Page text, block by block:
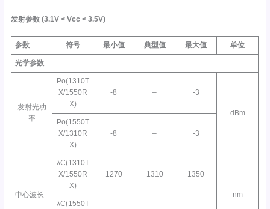
发射参数 (3.1V <Vcc < 3.5V)
参数 符号 最小值 典型值 最大值 单位
光学参数
发射光功
率
Po(1310T
X/1550R
X)
-8 – -3
dBm
Po(1550T
X/1310R
X)
-8 – -3
中心波长
λC(1310T
X/1550R
X)
1270 1310 1350
nm
λC(1550T